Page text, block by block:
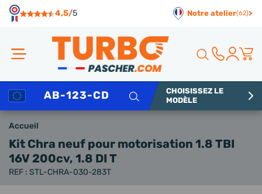
4,5/5 Notre atelier(62)>
Rechercher
CHOISISSEZ LE
MODÈLE
Accueil
Kit Chra neuf pour motorisation 1.8 TBI
16V 200cv, 1.8 DI T
REF : STL-CHRA-030-283T
Panneau de gestion des cookies